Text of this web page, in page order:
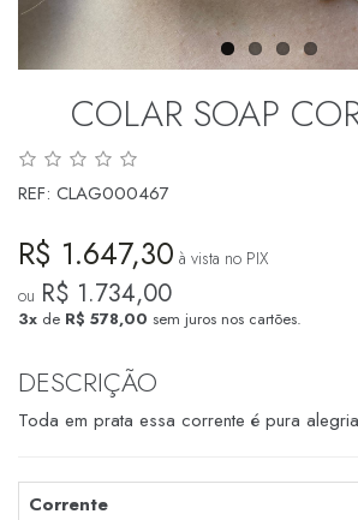
COLAR SOAP
REF: CLAG000467
R$ 1.647,30 à vista no PIX
ou R$ 1.734,00
3x de R$ 578,00 sem juros nos cartões.
DESCRIÇÃO
Toda em prata essa corrente é pura
Corrente